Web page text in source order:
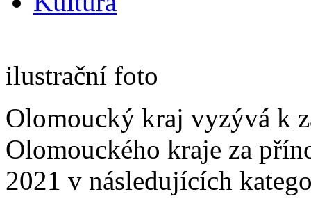
ilustrační foto
Olomoucký kraj vyzývá k
Olomouckého kraje za
2021 v následujících